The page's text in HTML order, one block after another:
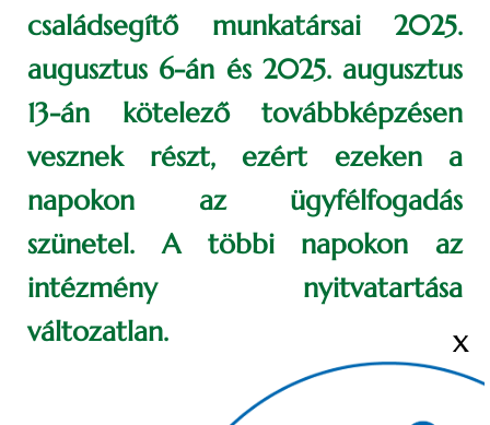
családsegítő munkatársai 2025.
augusztus 6-án és 2025. augusztus
13-án kötelező továbbképzésen
vesznek részt, ezért ezeken a
napokon az ügyfélfogadás
szünetel. A többi napokon az
intézmény nyitvatartása
változatlan.
X